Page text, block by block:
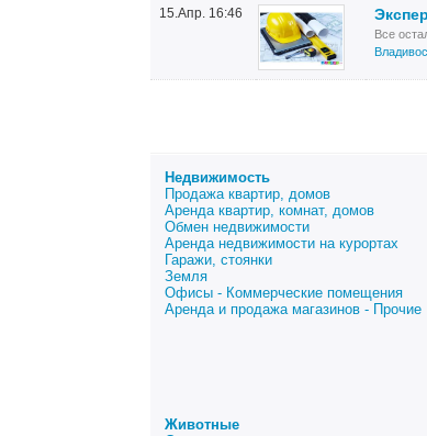
15.Апр. 16:46
Все
Недвижимость
Продажа квартир, домов
Аренда квартир, комнат, домов
Обмен недвижимости
Аренда недвижимости на курортах
Гаражи, стоянки
Земля
Офисы - Коммерческие помещения
Аренда и продажа магазинов - Прочие
Животные